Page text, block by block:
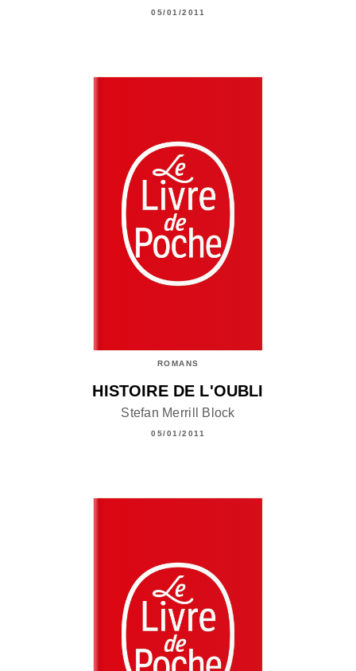
05/01/2011
ROMANS
HISTOIRE DE L'OUBLI
Stefan Merrill Block
05/01/2011